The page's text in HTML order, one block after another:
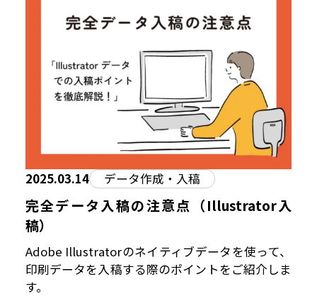
2025.03.14 データ作成・入稿
完全データ入稿の注意点（Illustrator入
稿）
Adobe Illustratorのネイティブデータを使って、
印刷データを入稿する際のポイントをご紹介しま
す。